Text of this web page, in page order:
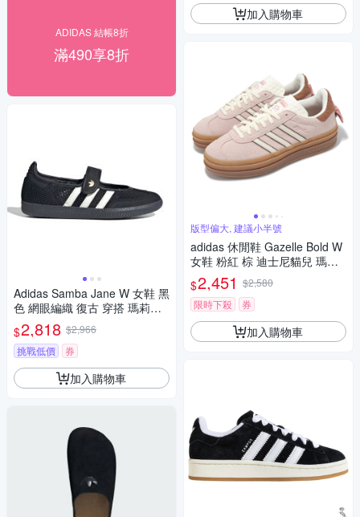
ADIDAS 結帳8折
滿490享8折
Adidas Samba Jane W 女鞋 黑
色 網眼編織 復古 穿搭 瑪莉珍
鞋 休閒鞋 LA6830
$2,818 $2,966
挑戰低價
券
加入購物車
加入購物車
版型偏大, 建議小半號
adidas 休閒鞋 Gazelle Bold W
女鞋 粉紅 棕 迪士尼貓兒 瑪麗
蝴蝶結 厚底增高 愛迪達 JR424
4
$2,451 $2,580
限時下殺
券
加入購物車